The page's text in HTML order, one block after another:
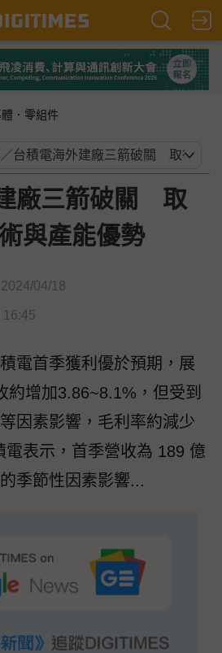
．零組件
廠三箭破關 取
與產能優勢
2024/04/18
16:45
電首季獲利優於預期，展
約增加3.86~8.1%，但受到
因素影響，毛利率約減少
電表示，首季營收為 189 億
季節性因素影響...